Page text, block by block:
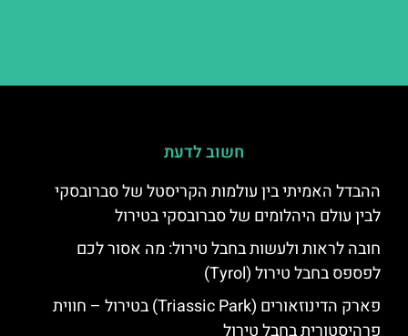
חשוב לדעת
ההבדל האמיתי בין עולמות הקריסטל של סברובסקי
לבין עולם היהלומים של סברובסקי בטירול
חובה לראות ולעשות בחבל טירול: מה אסור לכם
לפספס בחבל טירול (Tyrol)
פארק הדינוזאורים (Triassic Park) בטירול – חווית
פרהיסטורית בחבל טירול